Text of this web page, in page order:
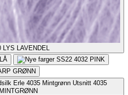
LYS LAVENDEL
4032 PINK
GRØNN
4035
MINTGRØNN